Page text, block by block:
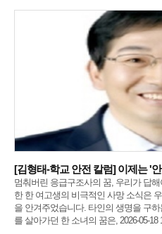
[김형태-학교 안전 칼럼] 이제는 '
멈춰버린 응급구조사의 꿈, 우리가 답
한 한 여고생의 비극적인 사망 소식은
을 안겨주었습니다. 타인의 생명을 구하
를 살아가던 한 소녀의 꿈은, 2026-05-18